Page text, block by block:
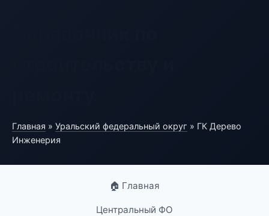
Главная » Уральский федеральный округ » ГК Дерево
Инженерия
🏠 Главная
Центральный ФО